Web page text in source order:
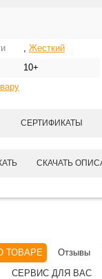
Жесткий
10+
СЕРТИФИКАТЫ
СКАЧАТЬ
ТОВАРЕ Отзывы
СЕРВИС ДЛЯ ВАС